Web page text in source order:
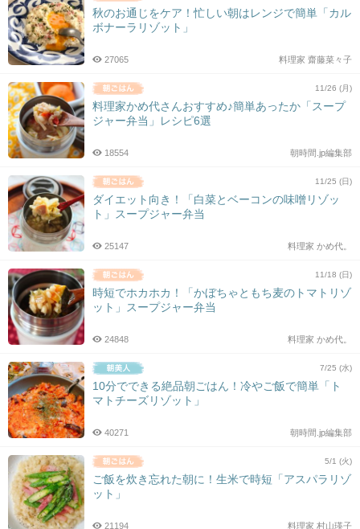
秋のお通じをケア！忙しい朝はレンジで簡単「カル
ボナーラリゾット」
料理家 齋藤菜々子
27065
11/26 (月)
料理家かめ代さんおすすめ♪簡単あったか「スープ
ジャー弁当」レシピ6選
朝時間.jp編集部
18554
11/25 (日)
ダイエット向き！「白菜とベーコンの味噌リゾッ
ト」スープジャー弁当
料理家 かめ代。
25147
11/18 (日)
時短でホカホカ！「かぼちゃともち麦のトマトリゾ
ット」スープジャー弁当
料理家 かめ代。
24848
7/25 (水)
10分でできる絶品朝ごはん！冷やご飯で簡単「ト
マトチーズリゾット」
朝時間.jp編集部
40271
5/1 (火)
ご飯を炊き忘れた朝に！生米で時短「アスパラリゾ
ット」
料理家 村山瑛子
21194